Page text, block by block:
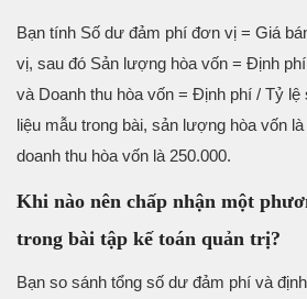
Bạn tính Số dư đảm phí đơn vị = Giá
vị, sau đó Sản lượng hòa vốn = Định
và Doanh thu hòa vốn = Định phí / Tỷ
liệu mẫu trong bài, sản lượng hòa vốn
doanh thu hòa vốn là 250.000.
Khi nào nên chấp nhận một
trong bài tập kế toán quản trị?
Bạn so sánh tổng số dư đảm phí và